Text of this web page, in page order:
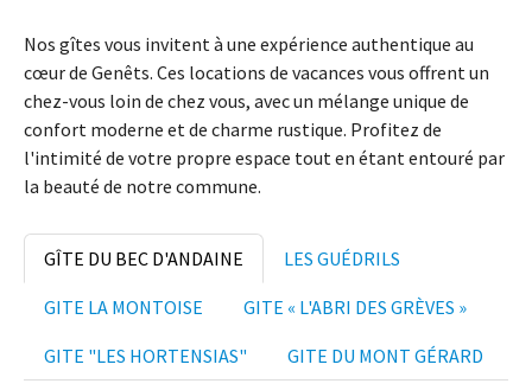
Nos gîtes vous invitent à une expérience authentique au
cœur de Genêts. Ces locations de vacances vous offrent un
chez-vous loin de chez vous, avec un mélange unique de
confort moderne et de charme rustique. Profitez de
l'intimité de votre propre espace tout en étant entouré par
la beauté de notre commune.
GÎTE DU BEC D'ANDAINE LES GUÉDRILS
GITE LA MONTOISE GITE « L'ABRI DES GRÈVES »
GITE "LES HORTENSIAS" GITE DU MONT GÉRARD